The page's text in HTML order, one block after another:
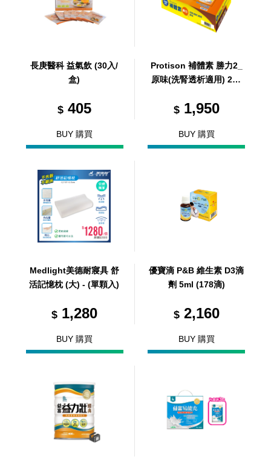
長庚醫科 益氣飲 (30入/
盒)
$405
BUY 購買
Protison 補體素 勝力2_
原味(洗腎透析適用) 237
箱)
$1,950
BUY 購買
Medlight美德耐寢具 舒
活記憶枕 (大) - (單顆入)
$1,280
BUY 購買
優寶滴 P&B 維生素 D3滴
劑 5ml (178滴)
$2,160
BUY 購買